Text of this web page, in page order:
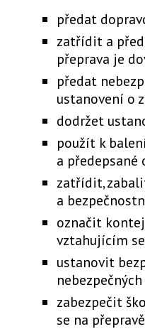
předat
zatřídit a
přeprava je
předat
ustanovení o
dodržet
použít k
a předepsané
zatřídit,
a
označit
vztahujícím
ustanovit
zabezpečit
se na